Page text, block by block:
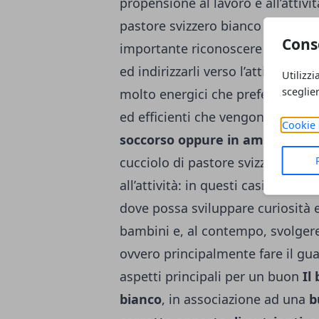
Cookie
pastore svizzero bianco non va
importante riconoscere la
ed indirizzarli verso l’attività
molto energici che preferiscono
ed efficienti che vengono
soccorso oppure in ambito
cucciolo di pastore svizzero
all’attività: in questi casi
dove possa sviluppare curiosità
bambini e, al contempo,
ovvero principalmente fare il
aspetti principali per un buon Il
bianco, in associazione ad una